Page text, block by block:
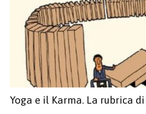
Yoga e il Karma. La rubrica